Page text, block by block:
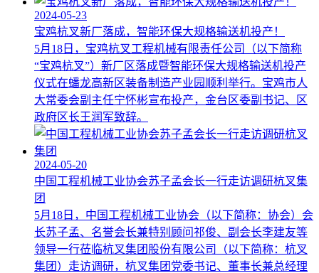
2024-05-23
宝鸡杭叉新厂落成，智能环保大规格输送机投产！
5月18日，宝鸡杭叉工程机械有限责任公司（以下简称
“宝鸡杭叉”）新厂区落成暨智能环保大规格输送机投产
仪式在蟠龙高新区装备制造产业园顺利举行。宝鸡市人
大常委会副主任宁怀彬宣布投产，金台区委副书记、区
政府区长王润军致辞。
2024-05-20
中国工程机械工业协会苏子孟会长一行走访调研杭叉集
团
5月18日，中国工程机械工业协会（以下简称：协会）会
长苏子孟、名誉会长兼特别顾问祁俊、副会长李建友等
领导一行莅临杭叉集团股份有限公司（以下简称：杭叉
集团）走访调研，杭叉集团党委书记、董事长兼总经理